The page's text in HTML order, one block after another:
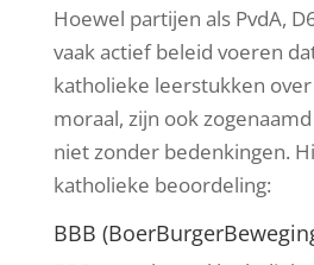
Hoewel partijen als PvdA,
vaak actief beleid voeren
katholieke leerstukken
moraal, zijn ook
niet zonder bedenkingen.
katholieke beoordeling:
BBB